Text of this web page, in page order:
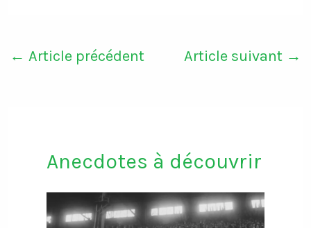
← Article précédent Article suivant →
Anecdotes à découvrir